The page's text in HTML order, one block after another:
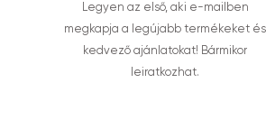
Legyen az első, aki e-mailben
megkapja a legújabb termékeket és
kedvező ajánlatokat! Bármikor
leiratkozhat.